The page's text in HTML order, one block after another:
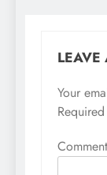
LEAVE
Your
Comment